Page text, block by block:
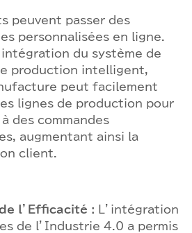
peuvent passer des
personnalisées en ligne.
du système de
production intelligent,
peut facilement
lignes de production pour
des commandes
augmentant ainsi la
client.
l’Efficacité : L’intégration
de l’Industrie 4.0 a permis